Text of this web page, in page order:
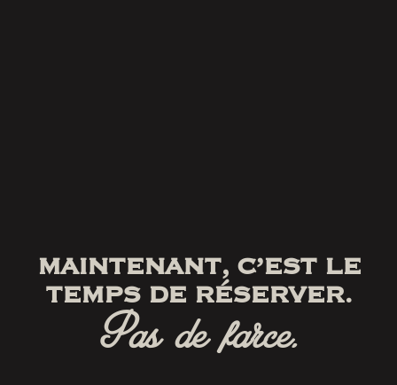
MAINTENANT, C’EST LE
TEMPS DE RÉSERVER.
Pas de farce.